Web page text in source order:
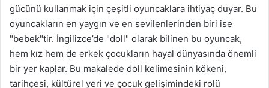
gücünü kullanmak için çeşitli oyuncaklara ihtiyaç duyar. Bu
oyuncakların en yaygın ve en sevilenlerinden biri ise
"bebek"tir. İngilizce’de "doll" olarak bilinen bu oyuncak,
hem kız hem de erkek çocukların hayal dünyasında önemli
bir yer kaplar. Bu makalede doll kelimesinin kökeni,
tarihçesi, kültürel yeri ve çocuk gelişimindeki rolü